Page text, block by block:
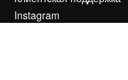
Instagram